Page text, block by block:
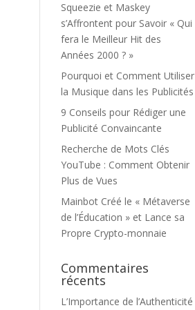
Squeezie et Maskey
s’Affrontent pour Savoir « Qui
fera le Meilleur Hit des
Années 2000 ? »
Pourquoi et Comment Utiliser
la Musique dans les Publicités
9 Conseils pour Rédiger une
Publicité Convaincante
Recherche de Mots Clés
YouTube : Comment Obtenir
Plus de Vues
Mainbot Créé le « Métaverse
de l’Éducation » et Lance sa
Propre Crypto-monnaie
Commentaires
récents
L’Importance de l’Authenticité